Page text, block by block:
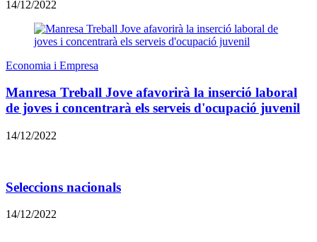
14/12/2022
Economia i Empresa
Manresa Treball Jove afavorirà la inserció laboral
de joves i concentrarà els serveis d'ocupació juvenil
14/12/2022
Seleccions nacionals
14/12/2022